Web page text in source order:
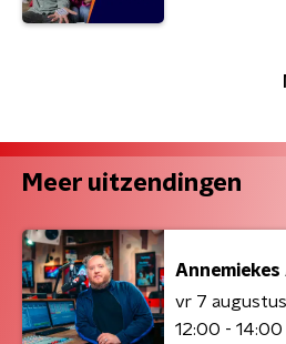
Meer uitzendingen
Annemiekes
vr 7 augustus
12:00 - 14:00